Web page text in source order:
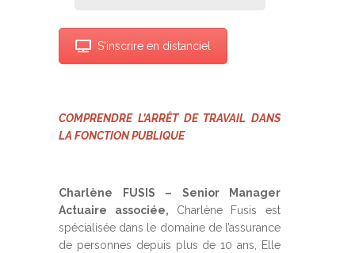
S'inscrire en distanciel
COMPRENDRE L’ARRÊT DE TRAVAIL DANS
LA FONCTION PUBLIQUE
Charlène FUSIS – Senior Manager
Actuaire associée, Charlène Fusis est
spécialisée dans le domaine de l’assurance
de personnes depuis plus de 10 ans, Elle